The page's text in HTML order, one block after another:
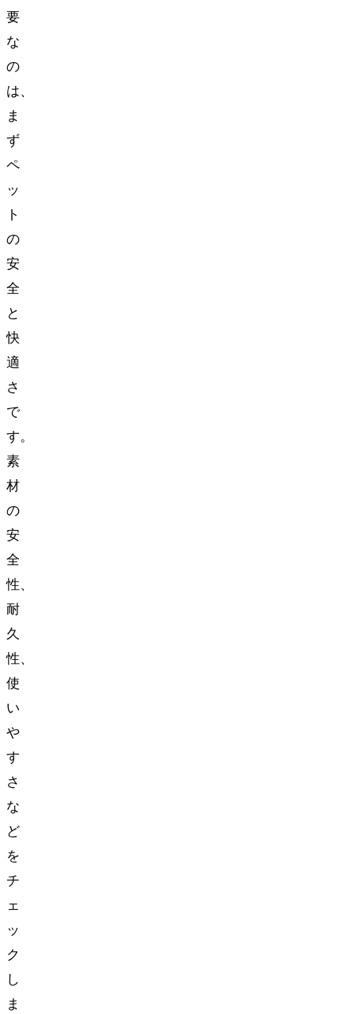
要
な
の
は、
ま
ず
ペ
ッ
ト
の
安
全
と
快
適
さ
で
す。
素
材
の
安
全
性、
耐
久
性、
使
い
や
す
さ
な
ど
を
チ
ェ
ッ
ク
し
ま